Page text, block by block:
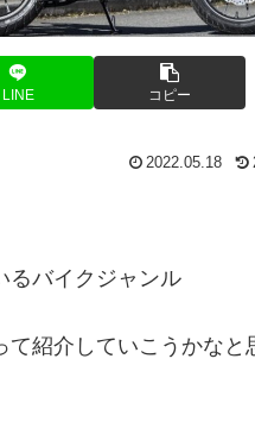
LINE コピー
2022.05.18
るバイクジャンル
紹介していこうかなと